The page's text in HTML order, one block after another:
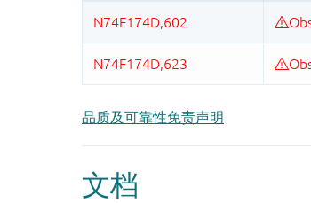
品质及可靠性免责声明